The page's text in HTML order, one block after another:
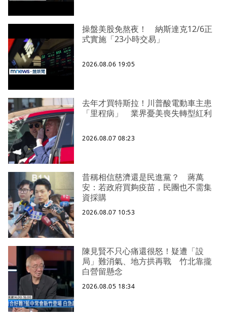
操盤美股免熬夜！ 納斯達克12/6正
式實施「23小時交易」
2026.08.06 19:05
去年才買特斯拉！川普酸電動車主患
「里程病」 業界憂美喪失轉型紅利
2026.08.07 08:23
昔稱相信慈濟還是民進黨？ 蔣萬
安：若政府買夠疫苗，民團也不需集
資採購
2026.08.07 10:53
陳見賢不只心痛還很怒！疑遭「設
局」難消氣、地方拱再戰 竹北靠攏
白營留懸念
2026.08.05 18:34